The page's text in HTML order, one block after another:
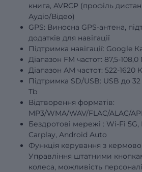
книга, AVRCP (профіль
Аудіо/Відео)
GPS: Виносна GPS-антена,
додатків для навігації
Підтримка навігації: Google
Діапазон FM частот: 87,5-
Діапазон АМ частот: 522-1620
Підтримка SD/USB: USB до
Tb
Відтворення форматів:
MP3/WMA/WAV/FLAC/ALAC/
Бездротові мережі : Wi-Fi
Carplay, Android Auto
Функція керування з
Управління штатними
колеса, можливість